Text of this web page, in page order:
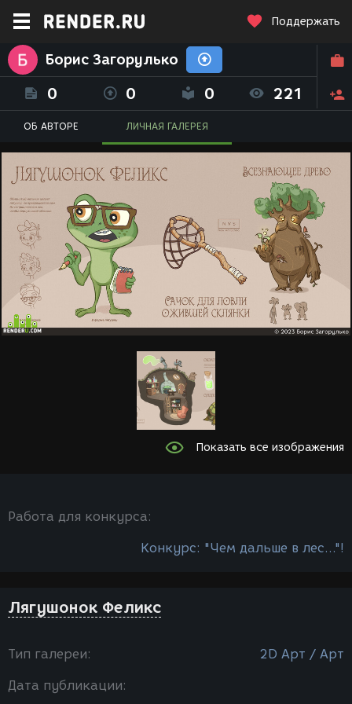
Поддержать
Борис Загорулько
0 0 0 221
ОБ АВТОРЕ ЛИЧНАЯ ГАЛЕРЕЯ
Показать все изображения
Работа для конкурса:
Конкурс: "Чем дальше в лес..."!
Лягушонок Феликс
Тип галереи: 2D Арт / Арт
Дата публикации: